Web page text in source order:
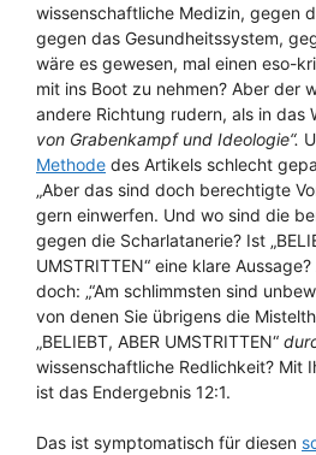
wissenschaftliche Medizin, gegen
gegen das Gesundheitssystem,
wäre es gewesen, mal einen eso-
mit ins Boot zu nehmen? Aber der
andere Richtung rudern, als in das
von Grabenkampf und Ideologie“.
Methode des Artikels schlecht
„Aber das sind doch berechtigte
gern einwerfen. Und wo sind die
gegen die Scharlatanerie? Ist
UMSTRITTEN“ eine klare
doch: „“Am schlimmsten sind
von denen Sie übrigens die
„BELIEBT, ABER UMSTRITTEN“
wissenschaftliche Redlichkeit? Mit
ist das Endergebnis 12:1.
Das ist symptomatisch für diesen